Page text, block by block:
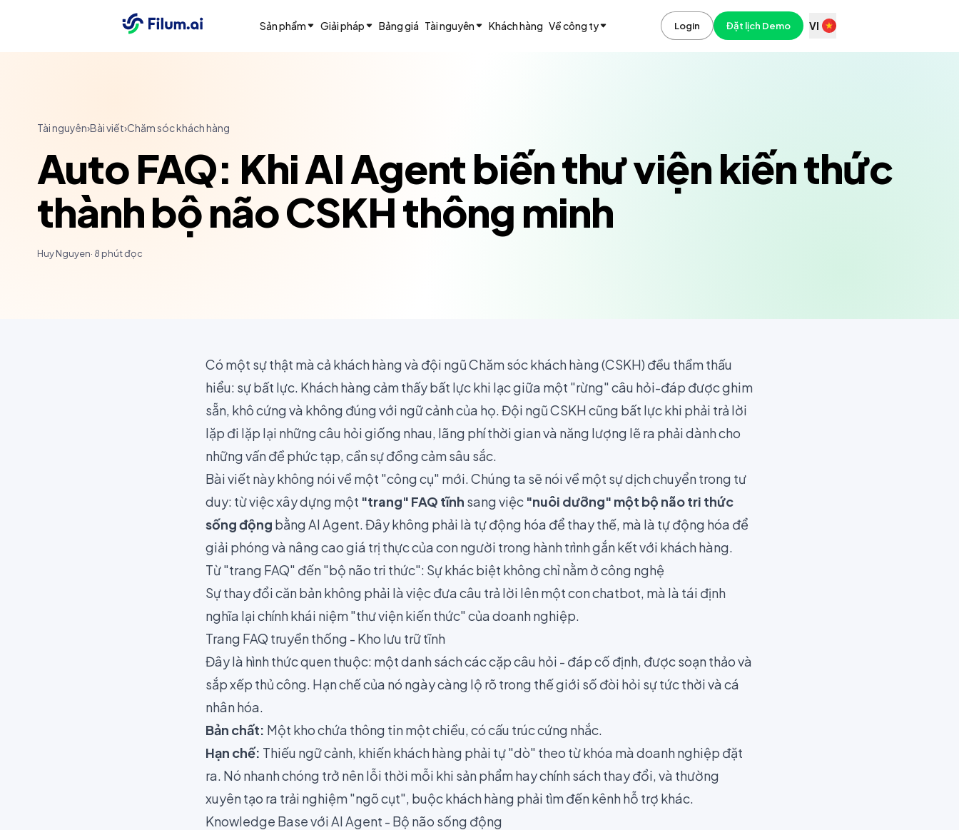
Sản phẩm Giải pháp Bảng giá Tài nguyên Khách hàng Về công ty Login Đặt lịch Demo VI
Tài nguyên›Bài viết›Chăm sóc khách hàng
Auto FAQ: Khi AI Agent biến thư viện kiến thức
thành bộ não CSKH thông minh
Huy Nguyen· 8 phút đọc
Có một sự thật mà cả khách hàng và đội ngũ Chăm sóc khách hàng (CSKH) đều thầm thấu
hiểu: sự bất lực. Khách hàng cảm thấy bất lực khi lạc giữa một "rừng" câu hỏi-đáp được ghim
sẵn, khô cứng và không đúng với ngữ cảnh của họ. Đội ngũ CSKH cũng bất lực khi phải trả lời
lặp đi lặp lại những câu hỏi giống nhau, lãng phí thời gian và năng lượng lẽ ra phải dành cho
những vấn đề phức tạp, cần sự đồng cảm sâu sắc.
Bài viết này không nói về một "công cụ" mới. Chúng ta sẽ nói về một sự dịch chuyển trong tư
duy: từ việc xây dựng một "trang" FAQ tĩnh sang việc "nuôi dưỡng" một bộ não tri thức
sống động bằng AI Agent. Đây không phải là tự động hóa để thay thế, mà là tự động hóa để
giải phóng và nâng cao giá trị thực của con người trong hành trình gắn kết với khách hàng.
Từ "trang FAQ" đến "bộ não tri thức": Sự khác biệt không chỉ nằm ở công nghệ
Sự thay đổi căn bản không phải là việc đưa câu trả lời lên một con chatbot, mà là tái định
nghĩa lại chính khái niệm "thư viện kiến thức" của doanh nghiệp.
Trang FAQ truyền thống - Kho lưu trữ tĩnh
Đây là hình thức quen thuộc: một danh sách các cặp câu hỏi - đáp cố định, được soạn thảo và
sắp xếp thủ công. Hạn chế của nó ngày càng lộ rõ trong thế giới số đòi hỏi sự tức thời và cá
nhân hóa.
Bản chất: Một kho chứa thông tin một chiều, có cấu trúc cứng nhắc.
Hạn chế: Thiếu ngữ cảnh, khiến khách hàng phải tự "dò" theo từ khóa mà doanh nghiệp đặt
ra. Nó nhanh chóng trở nên lỗi thời mỗi khi sản phẩm hay chính sách thay đổi, và thường
xuyên tạo ra trải nghiệm "ngõ cụt", buộc khách hàng phải tìm đến kênh hỗ trợ khác.
Knowledge Base với AI Agent - Bộ não sống động